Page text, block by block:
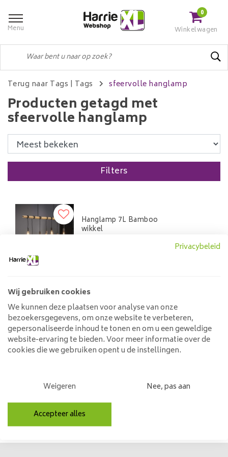
Menu
0
Winkelwagen
Terug naar Tags | Tags sfeervolle hanglamp
Producten getagd met
sfeervolle hanglamp
Filters
Hanglamp 7L Bamboo
wikkel
Hanglamp 5L Rechthoek
Raster
189,00
Hanglamp Desi 3xØ25
209,00
Privacybeleid
Wij gebruiken cookies
We kunnen deze plaatsen voor analyse van onze
bezoekersgegevens, om onze website te verbeteren,
gepersonaliseerde inhoud te tonen en om u een geweldige
website-ervaring te bieden. Voor meer informatie over de
cookies die we gebruiken opent u de instellingen.
Weigeren Nee, pas aan
Accepteer alles